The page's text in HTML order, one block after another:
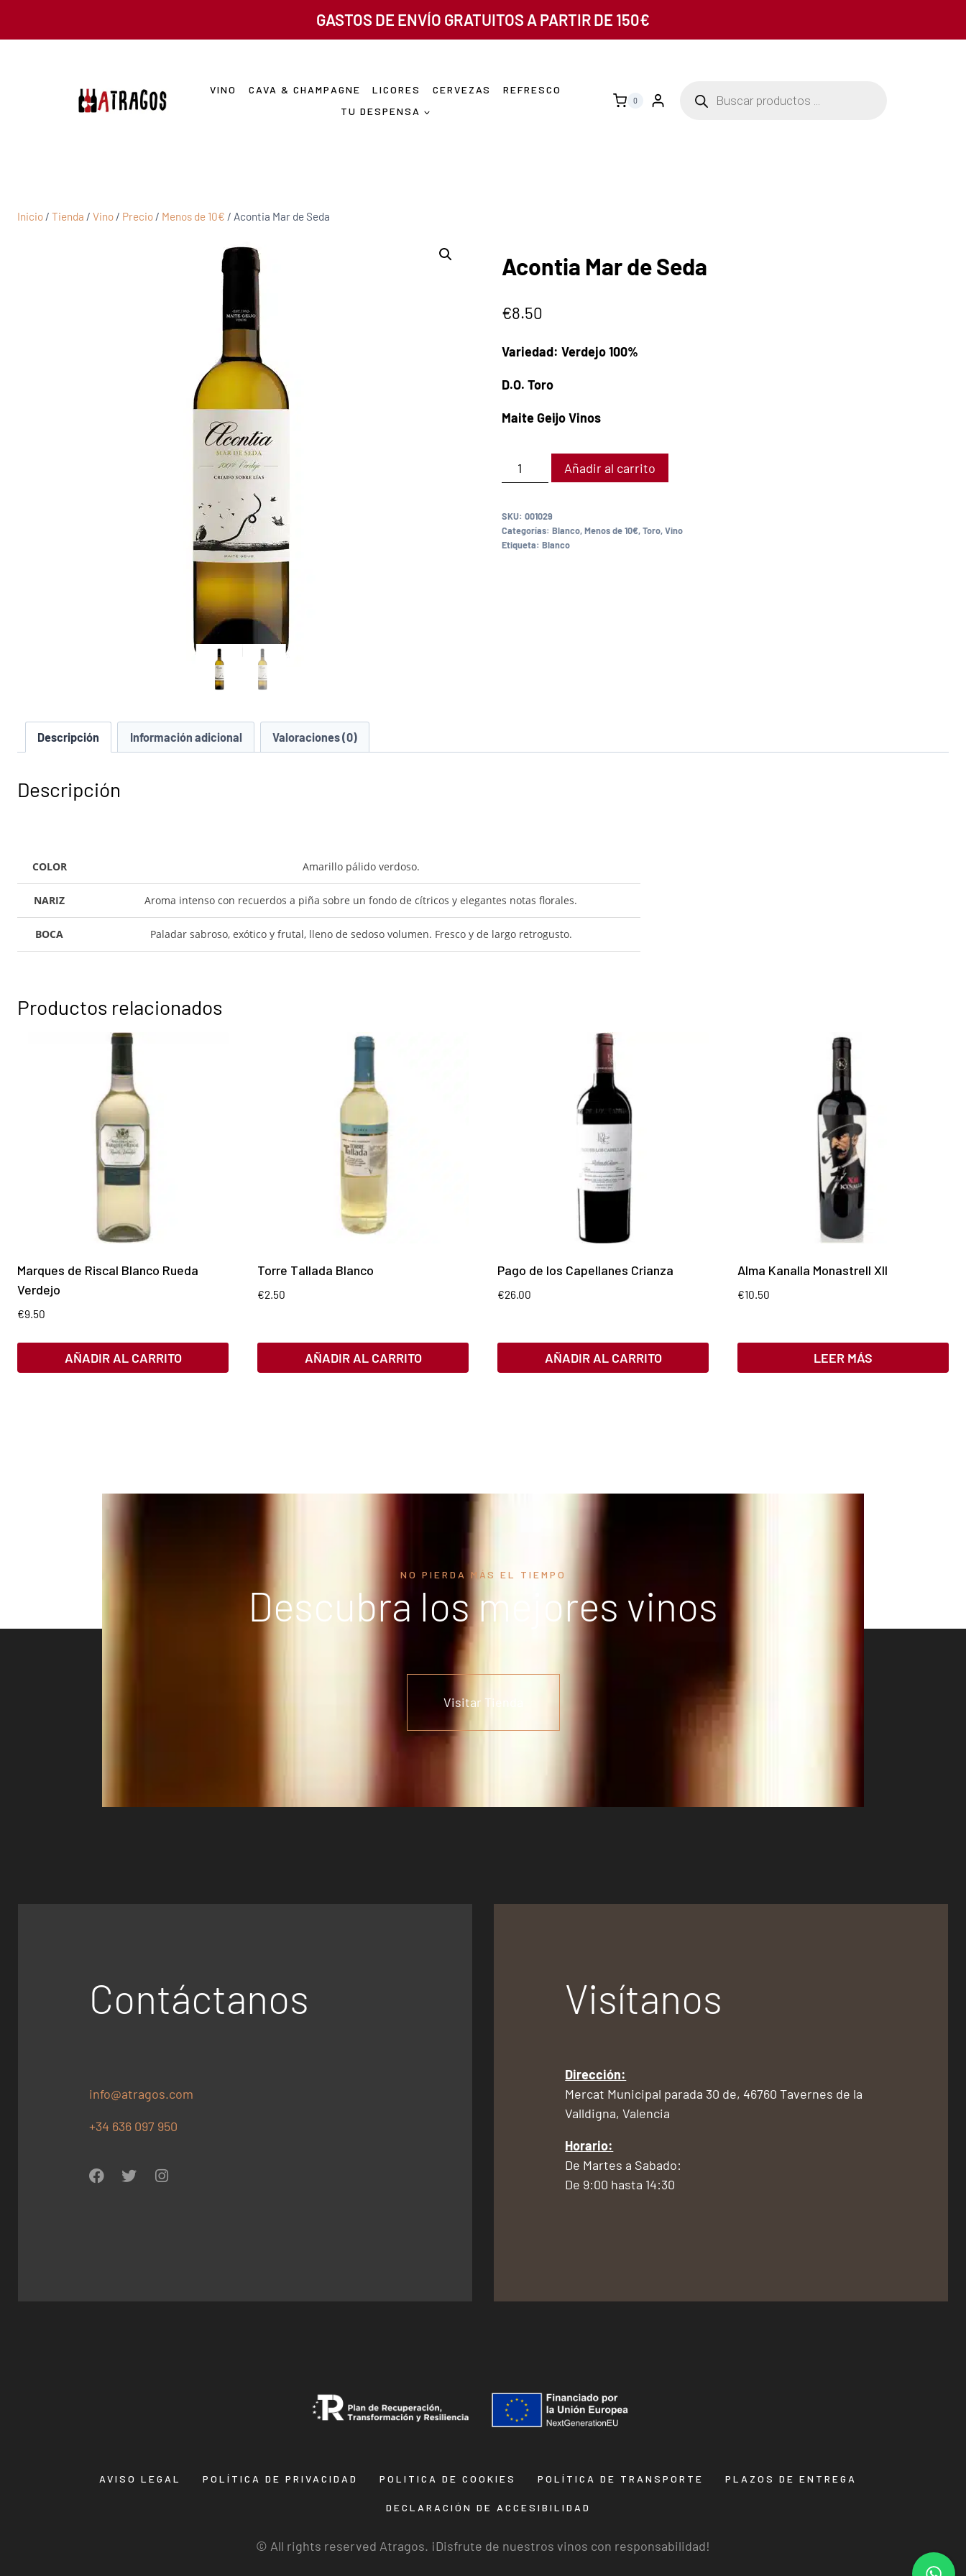
GASTOS DE ENVÍO GRATUITOS A PARTIR DE 150€
VINO CAVA & CHAMPAGNE LICORES CERVEZAS
REFRESCO
TU DESPENSA
0
Inicio / Tienda / Vino / Precio / Menos de 10€ / Acontia Mar de Seda
Acontia Mar de Seda
€8.50
Variedad: Verdejo 100%
D.O. Toro
Maite Geijo Vinos
Añadir al carrito
SKU: 001029
Categorías: Blanco,Menos de 10€,Toro,Vino
Etiqueta: Blanco
Descripción Información adicional Valoraciones (0)
Descripción
COLOR Amarillo pálido verdoso.
NARIZ Aroma intenso con recuerdos a piña sobre un fondo de cítricos y elegantes notas florales.
BOCA Paladar sabroso, exótico y frutal, lleno de sedoso volumen. Fresco y de largo retrogusto.
Productos relacionados
Marques de Riscal Blanco Rueda
Verdejo
€9.50
AÑADIR AL CARRITO
Torre Tallada Blanco
€2.50
AÑADIR AL CARRITO
Pago de los Capellanes Crianza
€26.00
AÑADIR AL CARRITO
Alma Kanalla Monastrell XII
€10.50
LEER MÁS
NO PIERDA MÁS EL TIEMPO
Descubra los mejores vinos
Visitar Tienda
Contáctanos
info@atragos.com
+34 636 097 950
Visítanos
Dirección:
Mercat Municipal parada 30 de, 46760 Tavernes de la
Valldigna, Valencia
Horario:
De Martes a Sabado:
De 9:00 hasta 14:30
AVISO LEGAL POLÍTICA DE PRIVACIDAD POLITICA DE COOKIES POLÍTICA DE TRANSPORTE PLAZOS DE ENTREGA
DECLARACIÓN DE ACCESIBILIDAD
© All rights reserved Atragos. ¡Disfrute de nuestros vinos con responsabilidad!